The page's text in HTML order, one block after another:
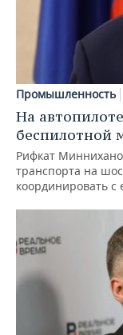
Промышленность
На
беспилотной
Рифкат
транспорта на
координировать